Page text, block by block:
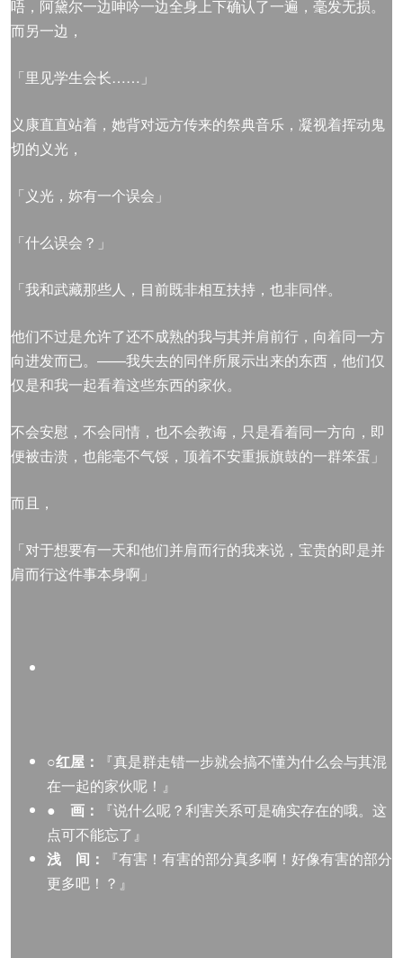
唔，阿黛尔一边呻吟一边全身上下确认了一遍，毫发无损。
而另一边，
「里见学生会长……」
义康直直站着，她背对远方传来的祭典音乐，凝视着挥动鬼
切的义光，
「义光，妳有一个误会」
「什么误会？」
「我和武藏那些人，目前既非相互扶持，也非同伴。
他们不过是允许了还不成熟的我与其并肩前行，向着同一方
向进发而已。——我失去的同伴所展示出来的东西，他们仅
仅是和我一起看着这些东西的家伙。
不会安慰，不会同情，也不会教诲，只是看着同一方向，即
便被击溃，也能毫不气馁，顶着不安重振旗鼓的一群笨蛋」
而且，
「对于想要有一天和他们并肩而行的我来说，宝贵的即是并
肩而行这件事本身啊」
○红屋：
『真是群走错一步就会搞不懂为什么会与其混
在一起的家伙呢！』
● 画：
『说什么呢？利害关系可是确实存在的哦。这
点可不能忘了』
浅
间：
『有害！有害的部分真多啊！好像有害的部分
更多吧！？』